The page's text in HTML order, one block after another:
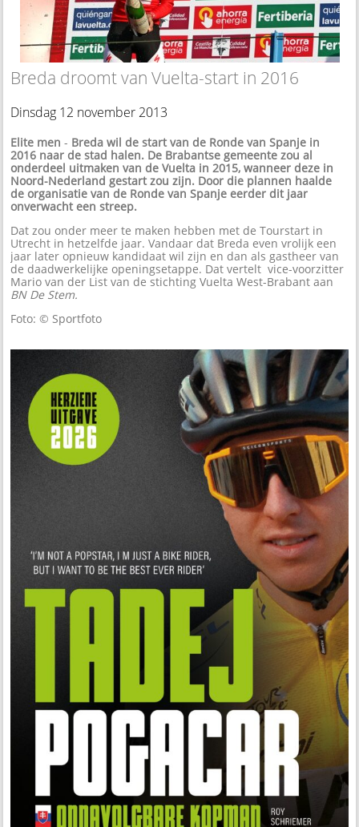
Breda droomt van Vuelta-start in 2016
Dinsdag 12 november 2013
Elite men - Breda wil de start van de Ronde van Spanje in
2016 naar de stad halen. De Brabantse gemeente zou al
onderdeel uitmaken van de Vuelta in 2015, wanneer deze in
Noord-Nederland gestart zou zijn. Door die plannen haalde
de organisatie van de Ronde van Spanje eerder dit jaar
onverwacht een streep.
Dat zou onder meer te maken hebben met de Tourstart in
Utrecht in hetzelfde jaar. Vandaar dat Breda even vrolijk een
jaar later opnieuw kandidaat wil zijn en dan als gastheer van
de daadwerkelijke openingsetappe. Dat vertelt vice-voorzitter
Mario van der List van de stichting Vuelta West-Brabant aan
BN De Stem.
Foto: © Sportfoto